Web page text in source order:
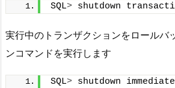
SQL> shutdown
実行中のトランザクションをロールバ
ンコマンドを実行します
SQL> shutdown immediate